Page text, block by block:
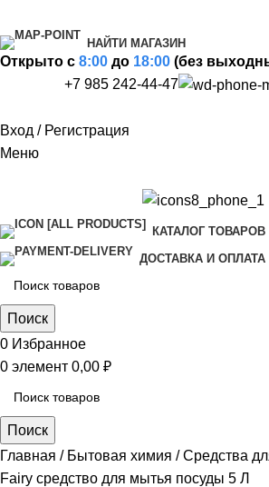
НАЙТИ МАГАЗИН
Открыто c 8:00 до 18:00 (без
+7 985 242-44-47
Вход / Регистрация
Меню
КАТАЛОГ ТОВАРОВ
ДОСТАВКА И ОПЛАТА
Поиск
0 Избранное
0 элемент 0,00 ₽
Поиск
Главная
Бытовая химия
Средства
Fairy средство для мытья посуды 5 Л